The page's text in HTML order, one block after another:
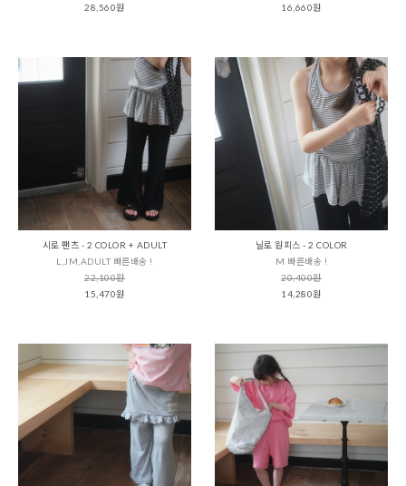
28,560원
16,660원
시로 팬츠 - 2 COLOR + ADULT
L,JM,ADULT 빠른배송 !
22,100원
15,470원
닐로 원피스 - 2 COLOR
M 빠른배송 !
20,400원
14,280원